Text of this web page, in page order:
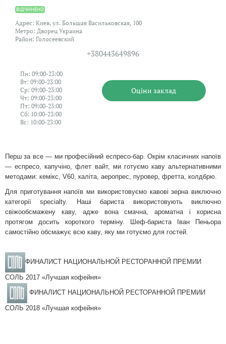
ВIДЧИНЕНО
Адрес: Киев, ул. Большая Васильковская, 100
Метро: Дворец Украина
Район: Голосеевский
+380443649896
Пн: 09:00-23:00
Вт: 09:00-23:00
Ср: 09:00-23:00
Чт: 09:00-23:00
Пт: 09:00-23:00
Сб: 10:00-23:00
Вс: 10:00-23:00
Оцiни заклад
Перш за все — ми професійний еспресо-бар. Окрім класичних напоїв
— еспресо, капучіно, флет вайт, ми готуємо каву альтернативними
методами: кемікс, V60, каліта, аеропрес, пуровер, фретта, колдбрю.
Для приготування напоїв ми використовуємо кавові зерна виключно
категорії specialty. Наші бариста використовують виключно
свіжообсмажену каву, адже вона смачна, ароматна і корисна
протягом досить короткого терміну. Шеф-бариста Іван Пеньора
самостійно обсмажує всю каву, яку ми готуємо для гостей.
ФИНАЛИСТ НАЦИОНАЛЬНОЙ РЕСТОРАННОЙ ПРЕМИИ
СОЛЬ 2017 «Лучшая кофейня»
ФИНАЛИСТ НАЦИОНАЛЬНОЙ РЕСТОРАННОЙ ПРЕМИИ
СОЛЬ 2018 «Лучшая кофейня»